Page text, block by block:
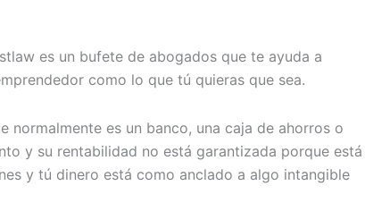
es un bufete de abogados que te ayuda a
como lo que tú quieras que sea.
es un banco, una caja de ahorros o
y su rentabilidad no está garantizada porque está
y tú dinero está como anclado a algo intangible